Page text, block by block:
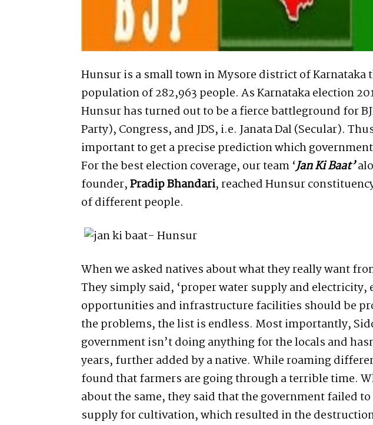
Hunsur is a small town in Mysore district of Karnataka
population of 282,963 people. As Karnataka election
Hunsur has turned out to be a fierce battleground for
Party), Congress, and JDS, i.e. Janata Dal (Secular).
important to get a precise prediction which
For the best election coverage, our team ‘Jan Ki Baat’
founder,Pradip Bhandari, reached Hunsur
of different people.
When we asked natives about what they really want
They simply said, ‘proper water supply and electricity,
opportunities and infrastructure facilities should be
the problems, the list is endless. Most importantly,
government isn’t doing anything for the locals and
years, further added by a native. While roaming
found that farmers are going through a terrible time.
about the same, they said that the government failed
supply for cultivation, which resulted in the